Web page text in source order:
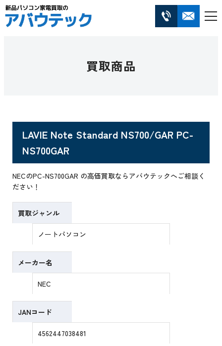
買取商品
LAVIE Note Standard NS700/GAR PC-
NS700GAR
NECのPC-NS700GAR の高価買取ならアバウテックへご相談く
ださい！
買取ジャンル
ノートパソコン
メーカー名
NEC
JANコード
4562447038481